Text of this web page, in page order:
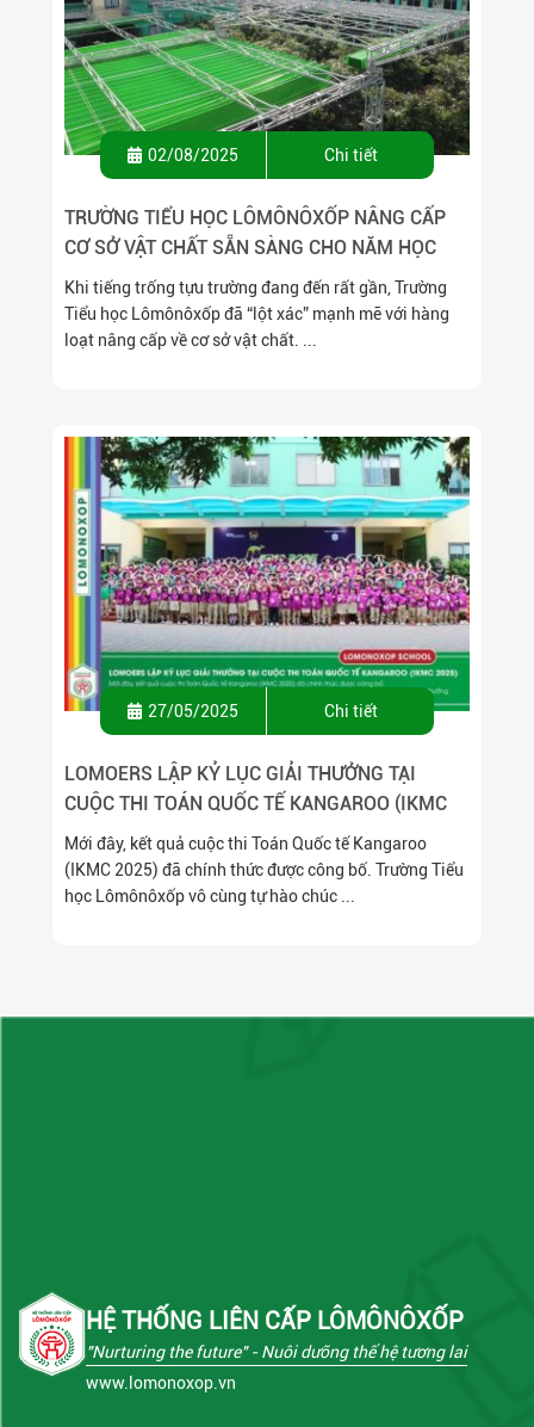
02/08/2025 Chi tiết
TRƯỜNG TIỂU HỌC LÔMÔNÔXỐP NÂNG CẤP
CƠ SỞ VẬT CHẤT SẴN SÀNG CHO NĂM HỌC
2025–2026: KHÔNG GIAN MỚI – TRẢI NGHIỆM
MỚI – NĂNG LƯỢNG MỚI!
Khi tiếng trống tựu trường đang đến rất gần, Trường
Tiểu học Lômônôxốp đã “lột xác” mạnh mẽ với hàng
loạt nâng cấp về cơ sở vật chất. ...
27/05/2025 Chi tiết
LOMOERS LẬP KỶ LỤC GIẢI THƯỞNG TẠI
CUỘC THI TOÁN QUỐC TẾ KANGAROO (IKMC
2025)
Mới đây, kết quả cuộc thi Toán Quốc tế Kangaroo
(IKMC 2025) đã chính thức được công bố. Trường Tiểu
học Lômônôxốp vô cùng tự hào chúc ...
HỆ THỐNG LIÊN CẤP LÔMÔNÔXỐP
"Nurturing the future"- Nuôi dưỡng thế hệ tương lai
www.lomonoxop.vn